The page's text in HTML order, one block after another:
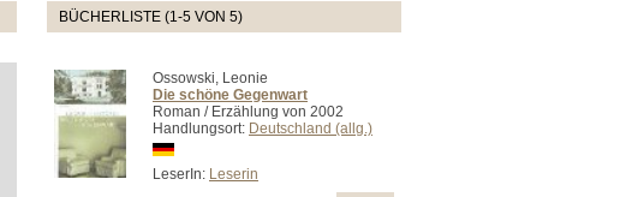
BÜCHERLISTE (1-5 VON 5)
Ossowski, Leonie
Die schöne Gegenwart
Roman / Erzählung von 2002
Handlungsort: Deutschland (allg.)
LeserIn: Leserin